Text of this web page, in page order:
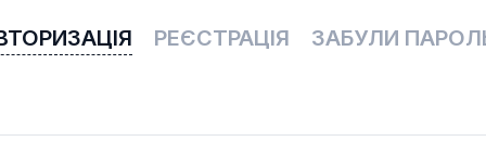
РЕЄСТРАЦІЯ ЗАБУЛИ